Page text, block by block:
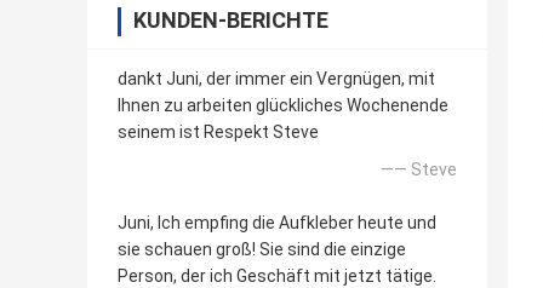
KUNDEN-BERICHTE
dankt Juni, der immer ein Vergnügen, mit
Ihnen zu arbeiten glückliches Wochenende
seinem ist Respekt Steve
—— Steve
Juni, Ich empfing die Aufkleber heute und
sie schauen groß! Sie sind die einzige
Person, der ich Geschäft mit jetzt tätige.